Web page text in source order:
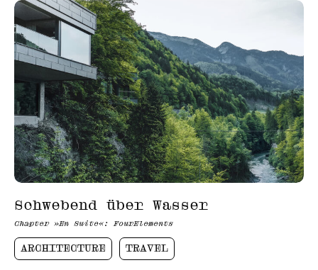
Schwebend über Wasser
Chapter »En Suite«: FourElements
ARCHITECTURE TRAVEL